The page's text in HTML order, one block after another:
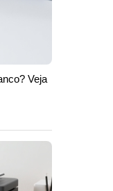
Veja